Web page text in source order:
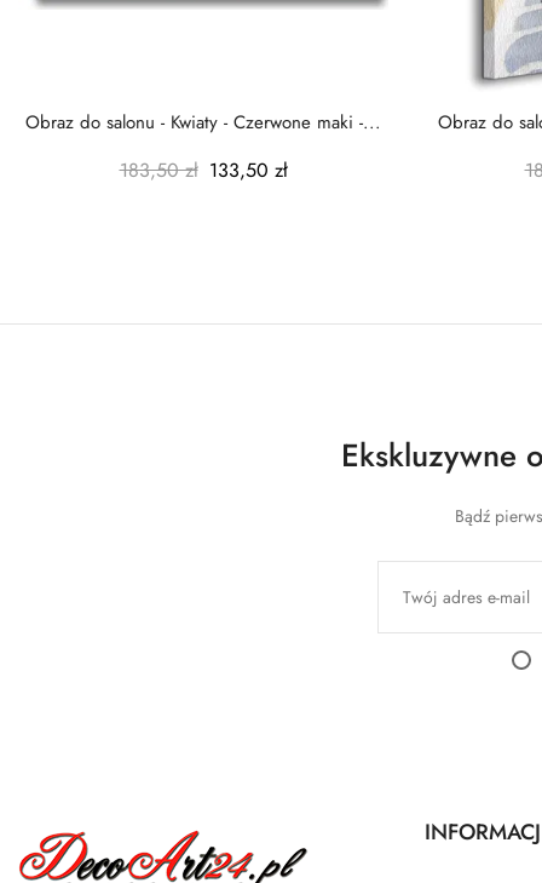
Obraz do salonu - Kwiaty - Czerwone maki -...
183,50 zł 133,50 zł
Obraz do
Ekskluzywne
Bądź